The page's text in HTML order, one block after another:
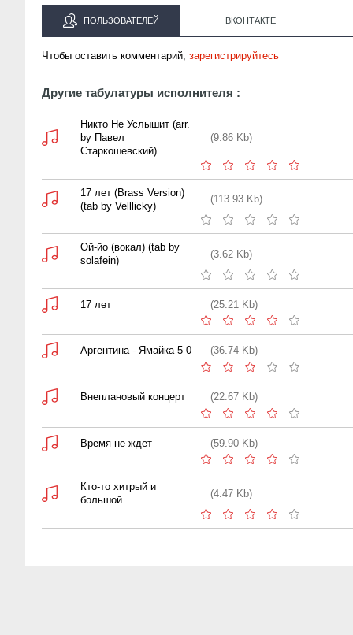
ПОЛЬЗОВАТЕЛЕЙ ВКОНТАКТЕ
Чтобы оставить комментарий, зарегистрируйтесь
Другие табулатуры исполнителя :
Никто Не Услышит (arr.
by Павел
Старкошевский)
(9.86 Kb)
17 лет (Brass Version)
(tab by Velllicky)
(113.93 Kb)
Ой-йо (вокал) (tab by
solafein)
(3.62 Kb)
17 лет (25.21 Kb)
Аргентина - Ямайка 5 0 (36.74 Kb)
Внеплановый концерт (22.67 Kb)
Время не ждет (59.90 Kb)
Кто-то хитрый и
большой
(4.47 Kb)